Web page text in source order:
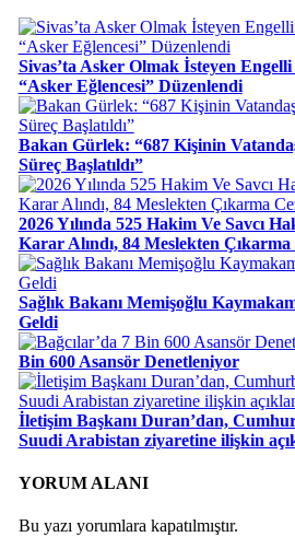
Sivas’ta Asker Olmak İsteyen
“Asker Eğlencesi” Düzenlendi
Bakan Gürlek: “687 Kişinin
Süreç Başlatıldı”
2026 Yılında 525 Hakim Ve Savcı
Karar Alındı, 84 Meslekten Çıkarma
Sağlık Bakanı Memişoğlu
Geldi
Bin 600 Asansör Denetleniyor
İletişim Başkanı Duran’dan,
Suudi Arabistan ziyaretine ilişkin
YORUM ALANI
Bu yazı yorumlara kapatılmıştır.